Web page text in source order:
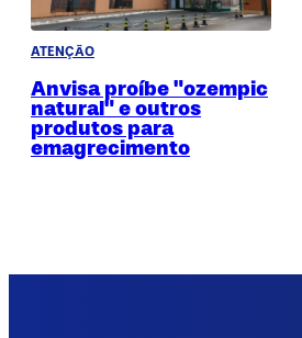
ATENÇÃO
Anvisa proíbe "ozempic
natural" e outros
produtos para
emagrecimento